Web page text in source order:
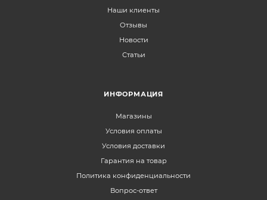
Наши клиенты
Отзывы
Новости
Статьи
ИНФОРМАЦИЯ
Магазины
Условия оплаты
Условия доставки
Гарантия на товар
Политика конфиденциальности
Вопрос-ответ